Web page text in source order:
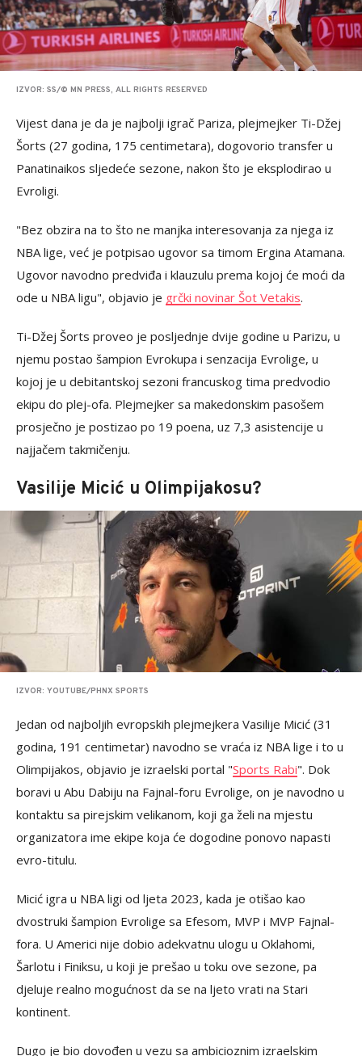
IZVOR: SS/© MN PRESS, ALL RIGHTS RESERVED
Vijest dana je da je najbolji igrač Pariza, plejmejker Ti-Džej
Šorts (27 godina, 175 centimetara), dogovorio transfer u
Panatinaikos sljedeće sezone, nakon što je eksplodirao u
Evroligi.
"Bez obzira na to što ne manjka interesovanja za njega iz
NBA lige, već je potpisao ugovor sa timom Ergina Atamana.
Ugovor navodno predviđa i klauzulu prema kojoj će moći da
ode u NBA ligu", objavio je grčki novinar Šot Vetakis.
Ti-Džej Šorts proveo je posljednje dvije godine u Parizu, u
njemu postao šampion Evrokupa i senzacija Evrolige, u
kojoj je u debitantskoj sezoni francuskog tima predvodio
ekipu do plej-ofa. Plejmejker sa makedonskim pasošem
prosječno je postizao po 19 poena, uz 7,3 asistencije u
najjačem takmičenju.
Vasilije Micić u Olimpijakosu?
IZVOR: YOUTUBE/PHNX SPORTS
Jedan od najboljih evropskih plejmejkera Vasilije Micić (31
godina, 191 centimetar) navodno se vraća iz NBA lige i to u
Olimpijakos, objavio je izraelski portal "Sports Rabi". Dok
boravi u Abu Dabiju na Fajnal-foru Evrolige, on je navodno u
kontaktu sa pirejskim velikanom, koji ga želi na mjestu
organizatora ime ekipe koja će dogodine ponovo napasti
evro-titulu.
Micić igra u NBA ligi od ljeta 2023, kada je otišao kao
dvostruki šampion Evrolige sa Efesom, MVP i MVP Fajnal-
fora. U Americi nije dobio adekvatnu ulogu u Oklahomi,
Šarlotu i Finiksu, u koji je prešao u toku ove sezone, pa
djeluje realno mogućnost da se na ljeto vrati na Stari
kontinent.
Dugo je bio dovođen u vezu sa ambicioznim izraelskim